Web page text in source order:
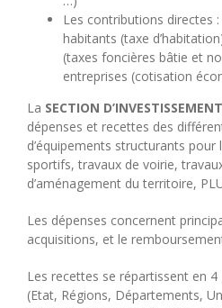
Les contributions directes
habitants (taxe
(taxes foncières bâtie et
entreprises (cotisation
La SECTION D’INVESTISSEMENT
dépenses et recettes des
d’équipements structurants
sportifs, travaux de voirie,
d’aménagement du territoire,
Les dépenses concernent
acquisitions, et le
Les recettes se répartissent en
(Etat, Régions, Départements,